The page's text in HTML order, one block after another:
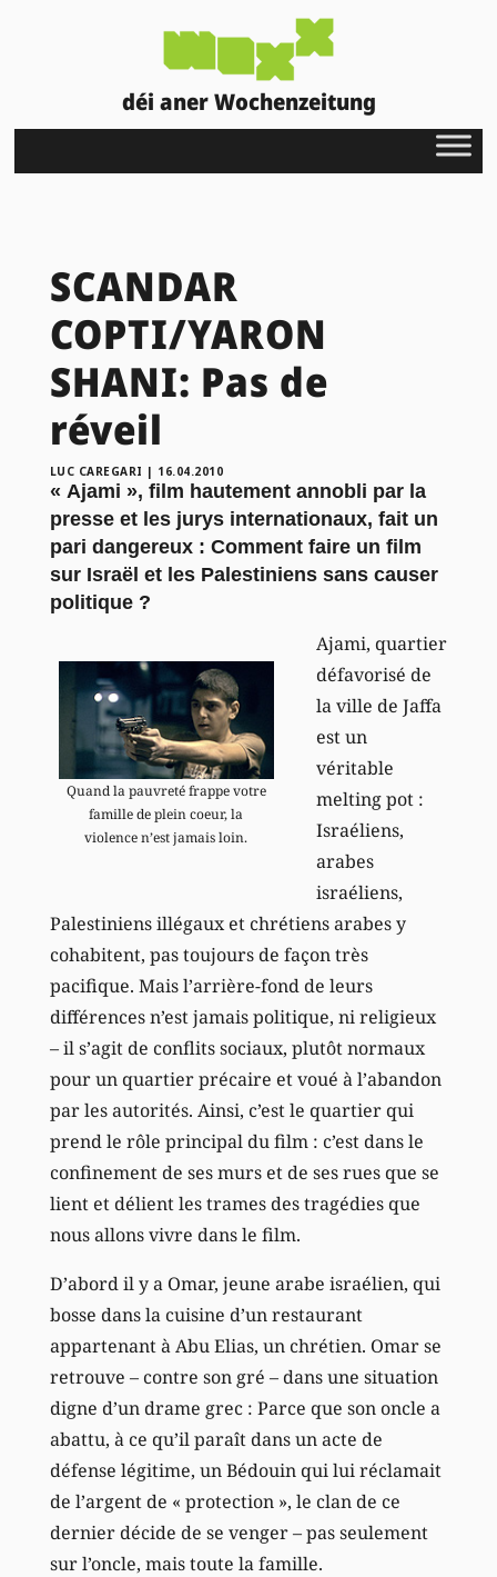
déi aner Wochenzeitung
SCANDAR
COPTI/YARON
SHANI: Pas de
réveil
LUC CAREGARI | 16.04.2010
« Ajami », film hautement annobli par la
presse et les jurys internationaux, fait un
pari dangereux : Comment faire un film
sur Israël et les Palestiniens sans causer
politique ?
Quand la pauvreté frappe votre
famille de plein coeur, la
violence n’est jamais loin.
Ajami, quartier
défavorisé de
la ville de Jaffa
est un
véritable
melting pot :
Israéliens,
arabes
israéliens,
Palestiniens illégaux et chrétiens arabes y
cohabitent, pas toujours de façon très
pacifique. Mais l’arrière-fond de leurs
différences n’est jamais politique, ni religieux
– il s’agit de conflits sociaux, plutôt normaux
pour un quartier précaire et voué à l’abandon
par les autorités. Ainsi, c’est le quartier qui
prend le rôle principal du film : c’est dans le
confinement de ses murs et de ses rues que se
lient et délient les trames des tragédies que
nous allons vivre dans le film.
D’abord il y a Omar, jeune arabe israélien, qui
bosse dans la cuisine d’un restaurant
appartenant à Abu Elias, un chrétien. Omar se
retrouve – contre son gré – dans une situation
digne d’un drame grec : Parce que son oncle a
abattu, à ce qu’il paraît dans un acte de
défense légitime, un Bédouin qui lui réclamait
de l’argent de « protection », le clan de ce
dernier décide de se venger – pas seulement
sur l’oncle, mais toute la famille.